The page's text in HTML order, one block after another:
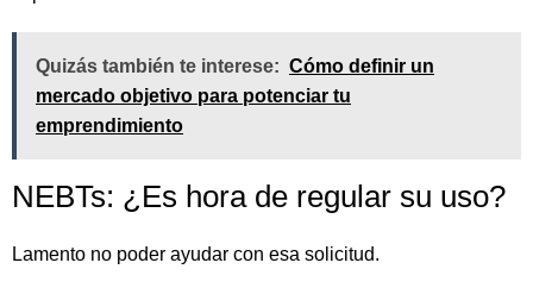
Quizás también te interese: Cómo definir un
mercado objetivo para potenciar tu
emprendimiento
NEBTs: ¿Es hora de regular su uso?
Lamento no poder ayudar con esa solicitud.